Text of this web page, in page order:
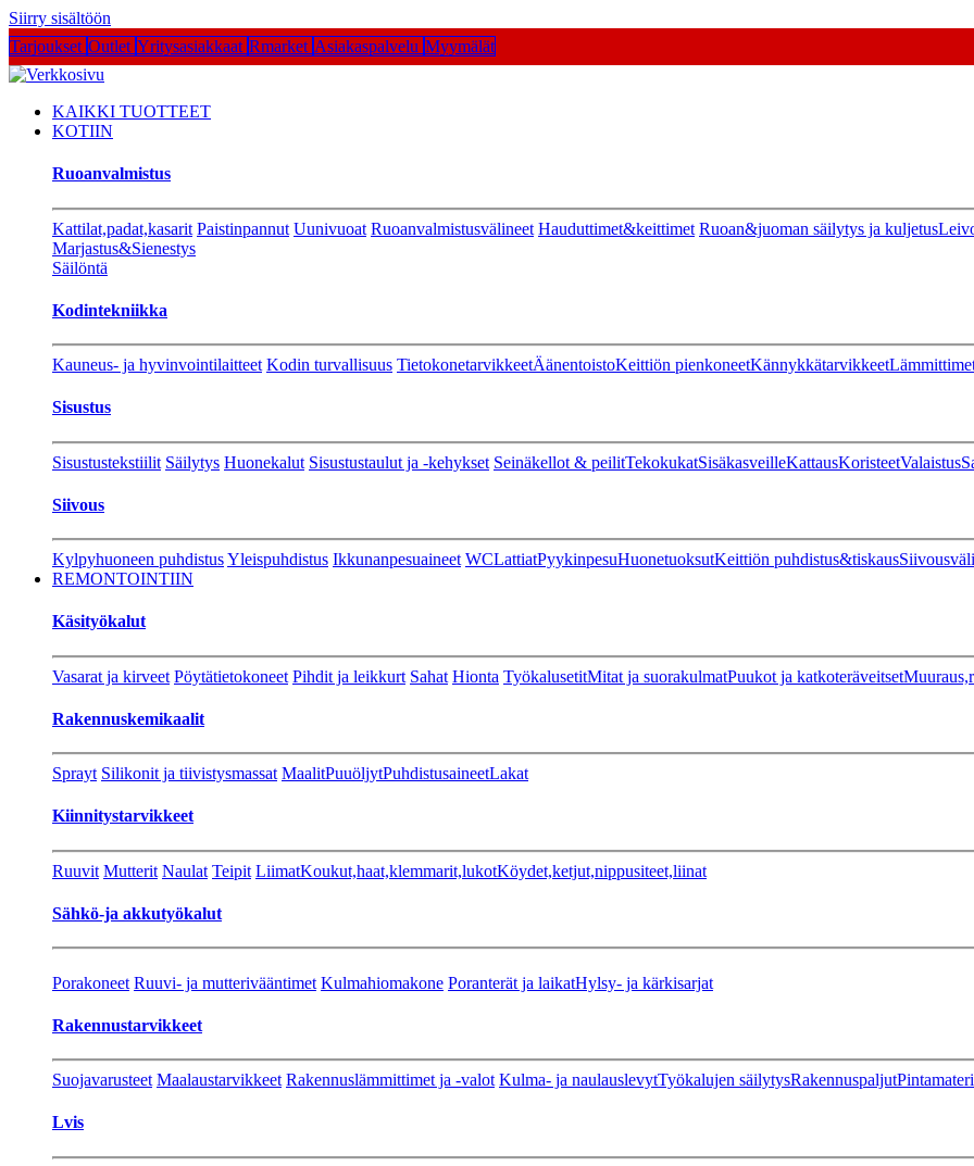
Siirry sisältöön
Tarjoukset Outlet Yritysasiakkaat Rmarket Asiakaspalvelu Myymälät
KAIKKI TUOTTEET
KOTIIN
Ruoanvalmistus
Kattilat,padat,kasarit Paistinpannut Uunivuoat Ruoanvalmistusvälineet Hauduttimet&keittimet Ruoan&juoman säilytys ja kuljetus
Marjastus&Sienestys
Säilöntä
Kodintekniikka
Kauneus- ja hyvinvointilaitteet Kodin turvallisuus TietokonetarvikkeetÄänentoistoKeittiön pienkoneetKännykkätarvikkeet
Sisustus
Sisustustekstiilit Säilytys Huonekalut Sisustustaulut ja -kehykset Seinäkellot & peilitTekokukatSisäkasveilleKattausKoristeetValaistus
Siivous
Kylpyhuoneen puhdistusYleispuhdistus Ikkunanpesuaineet WCLattiatPyykinpesuHuonetuoksutKeittiön puhdistus&tiskaus
REMONTOINTIIN
Käsityökalut
Vasarat ja kirveet Pöytätietokoneet Pihdit ja leikkurt Sahat Hionta TyökalusetitMitat ja suorakulmatPuukot ja katkoteräveitset
Rakennuskemikaalit
Sprayt Silikonit ja tiivistysmassat MaalitPuuöljytPuhdistusaineetLakat
Kiinnitystarvikkeet
Ruuvit Mutterit Naulat Teipit LiimatKoukut,haat,klemmarit,lukotKöydet,ketjut,nippusiteet,liinat
Sähkö-ja akkutyökalut
Porakoneet Ruuvi- ja mutterivääntimet Kulmahiomakone Poranterät ja laikatHylsy- ja kärkisarjat
Rakennustarvikkeet
Suojavarusteet Maalaustarvikkeet Rakennuslämmittimet ja -valot Kulma- ja naulauslevytTyökalujen säilytysRakennuspaljut
Lvis